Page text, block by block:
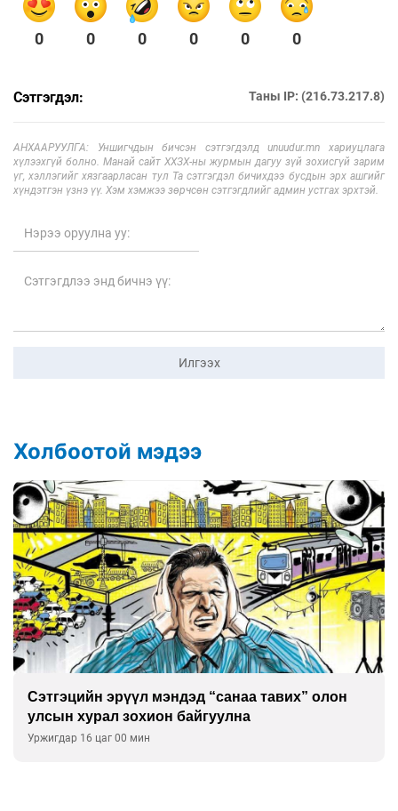
0 0 0 0 0 0
Сэтгэгдэл: Таны IP: (216.73.217.8)
АНХААРУУЛГА: Уншигчдын бичсэн сэтгэгдэлд unuudur.mn хариуцлага
хүлээхгүй болно. Манай сайт ХХЗХ-ны журмын дагуу зүй зохисгүй зарим
үг, хэллэгийг хязгаарласан тул Та сэтгэгдэл бичихдээ бусдын эрх ашгийг
хүндэтгэн үзнэ үү. Хэм хэмжээ зөрчсөн сэтгэгдлийг админ устгах эрхтэй.
Илгээх
Холбоотой мэдээ
Сэтгэцийн эрүүл мэндэд “санаа тавих” олон
улсын хурал зохион байгуулна
Уржигдар 16 цаг 00 мин